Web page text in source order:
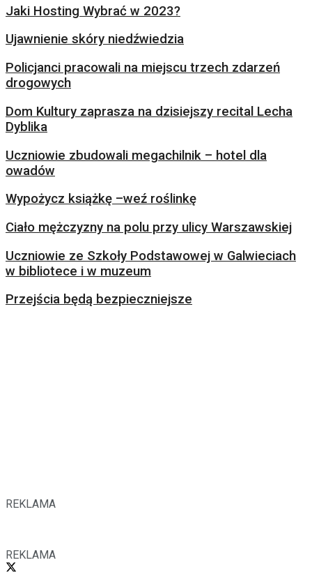
Jaki Hosting Wybrać w 2023?
Ujawnienie skóry niedźwiedzia
Policjanci pracowali na miejscu trzech zdarzeń
drogowych
Dom Kultury zaprasza na dzisiejszy recital Lecha
Dyblika
Uczniowie zbudowali megachilnik – hotel dla
owadów
Wypożycz książkę –weź roślinkę
Ciało mężczyzny na polu przy ulicy Warszawskiej
Uczniowie ze Szkoły Podstawowej w Galwieciach
w bibliotece i w muzeum
Przejścia będą bezpieczniejsze
REKLAMA
REKLAMA